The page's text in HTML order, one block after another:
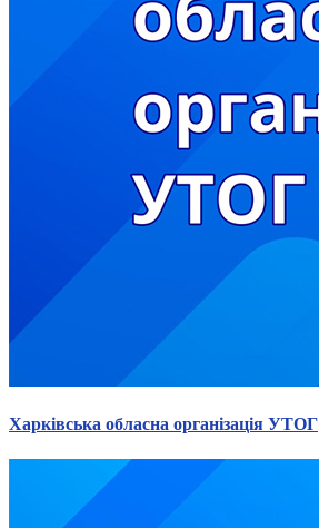
Харківська обласна організація УТОГ